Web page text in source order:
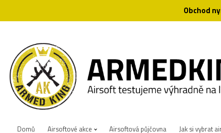
Obchod
Domů Airsoftové akce Airsoftová půjčovna Jak si vybrat